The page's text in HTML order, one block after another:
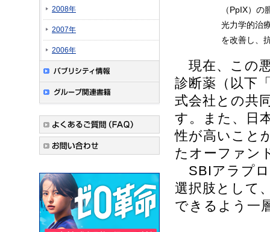
（PpIX）
光力学的治
を改善し、
現在、この
診断薬（以下
式会社との共
す。また、日
性が高いこと
たオーファン
SBIアラプロ
選択肢として
できるよう一
2008年
2007年
2006年